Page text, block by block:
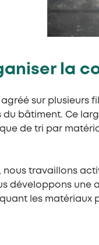
la
sur plusieurs
bâtiment. Ce
de tri par
travaillons
développons
les